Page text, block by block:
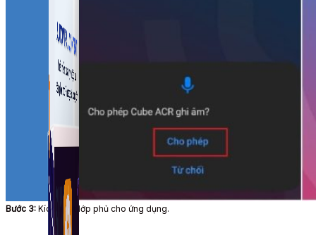
Auto Viral Content
Công cụ đặt lịch, đăng bài tự động cho hàng loạt
Fanpage.
Bước 3: Kích hoạt lớp phủ cho ứng dụng.